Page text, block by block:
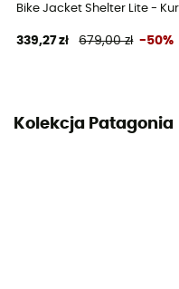
Reflektory RECCO®
Bike Jacket Shelter Lite -
339,27 zł 679,00 zł -50%
Kolekcja Patagonia